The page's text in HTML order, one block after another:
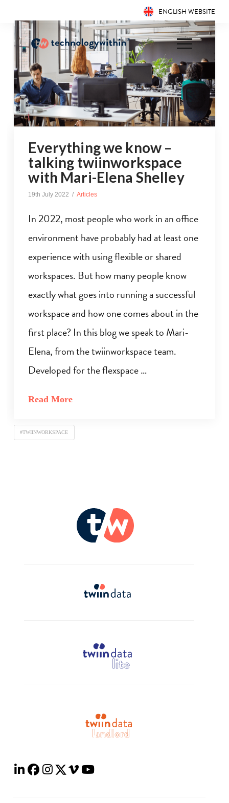
ENGLISH WEBSITE
Everything we know –
talking twiinworkspace
with Mari-Elena Shelley
19th July 2022 Articles
In 2022, most people who work in an office
environment have probably had at least one
experience with using flexible or shared
workspaces. But how many people know
exactly what goes into running a successful
workspace and how one comes about in the
first place? In this blog we speak to Mari-
Elena, from the twiinworkspace team.
Developed for the flexspace …
Read More
#TWIINWORKSPACE